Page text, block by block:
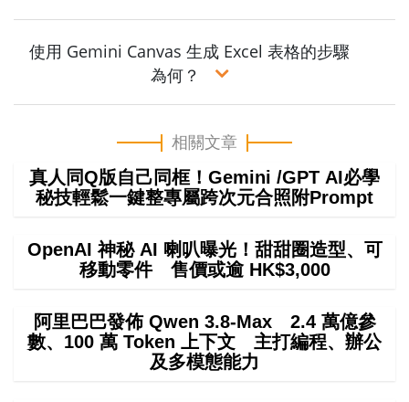
使用 Gemini Canvas 生成 Excel 表格的步驟
為何？
相關文章
真人同Q版自己同框！Gemini /GPT AI必學
秘技輕鬆一鍵整專屬跨次元合照附Prompt
OpenAI 神秘 AI 喇叭曝光！甜甜圈造型、可
移動零件 售價或逾 HK$3,000
阿里巴巴發佈 Qwen 3.8-Max 2.4 萬億參
數、100 萬 Token 上下文 主打編程、辦公
及多模態能力